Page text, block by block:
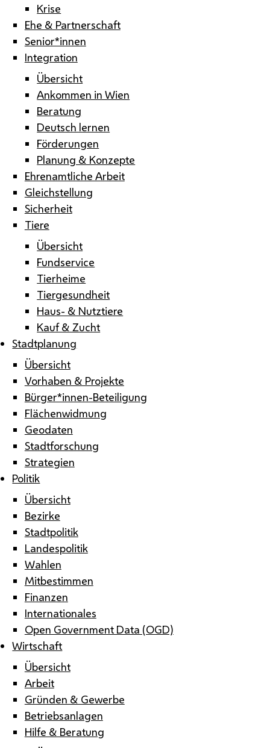
Krise
Ehe & Partnerschaft
Senior*innen
Integration
Übersicht
Ankommen in Wien
Beratung
Deutsch lernen
Förderungen
Planung & Konzepte
Ehrenamtliche Arbeit
Gleichstellung
Sicherheit
Tiere
Übersicht
Fundservice
Tierheime
Tiergesundheit
Haus- & Nutztiere
Kauf & Zucht
Stadtplanung
Übersicht
Vorhaben & Projekte
Bürger*innen-Beteiligung
Flächenwidmung
Geodaten
Stadtforschung
Strategien
Politik
Übersicht
Bezirke
Stadtpolitik
Landespolitik
Wahlen
Mitbestimmen
Finanzen
Internationales
Open Government Data (OGD)
Wirtschaft
Übersicht
Arbeit
Gründen & Gewerbe
Betriebsanlagen
Hilfe & Beratung